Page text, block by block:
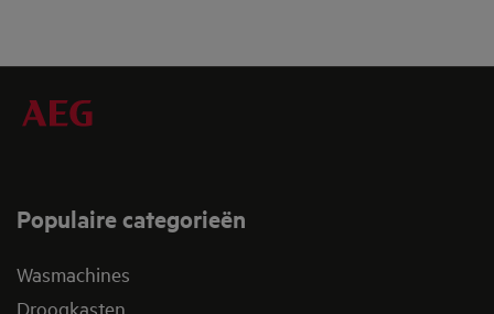
Populaire categorieën
Wasmachines
Droogkasten